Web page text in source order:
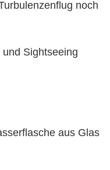
noch
Sightseeing
aus Glas